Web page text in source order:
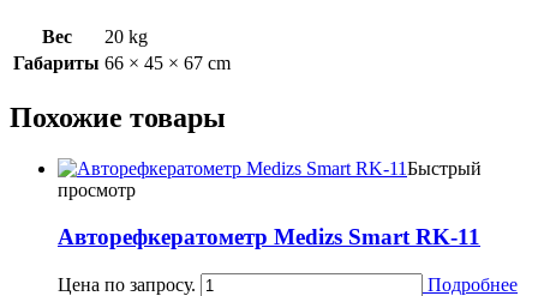
Вес
20 kg
Габариты 66 × 45 × 67 cm
Похожие товары
Быстрый
просмотр
Авторефкератометр Medizs Smart RK-11
Цена по запросу. Подробнее